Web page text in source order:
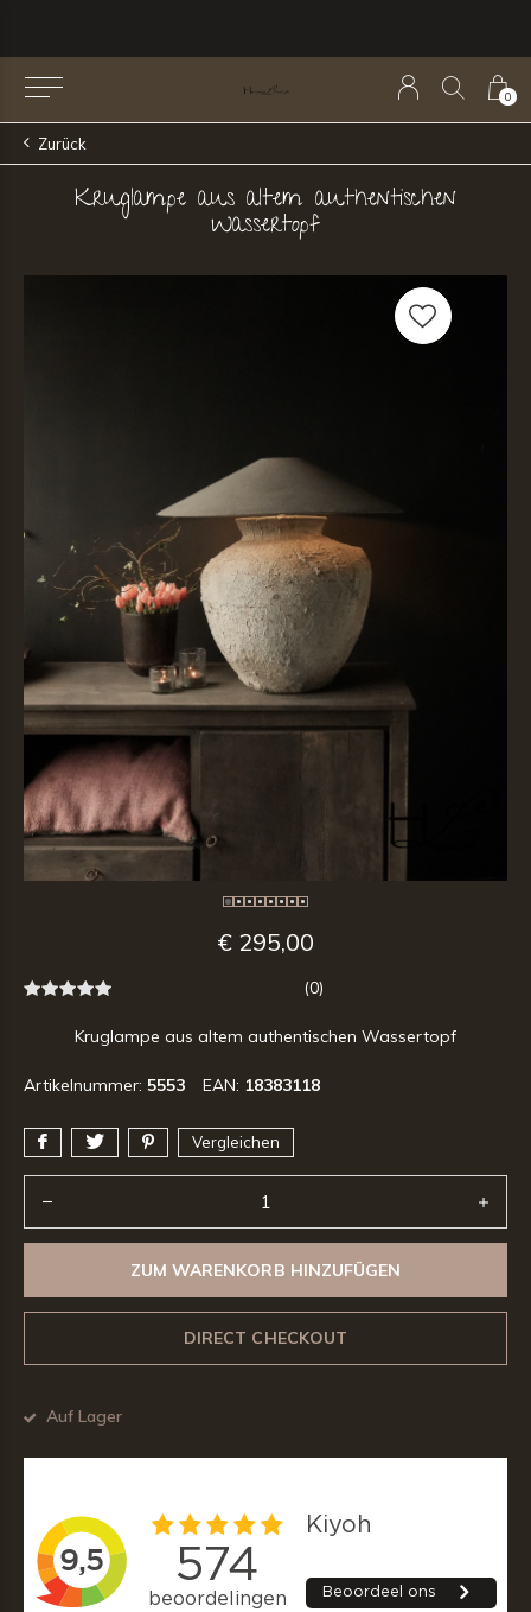
0
Zurück
Kruglampe aus altem authentischen
Wassertopf
€ 295,00
(0)
Kruglampe aus altem authentischen Wassertopf
Artikelnummer: 5553 EAN: 18383118
Vergleichen
ZUM WARENKORB HINZUFÜGEN
DIRECT CHECKOUT
Auf Lager